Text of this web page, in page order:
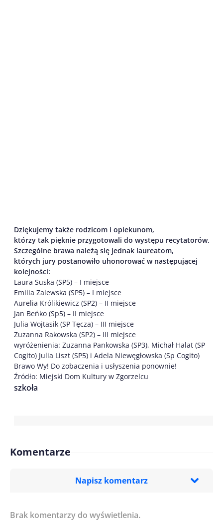
Dziękujemy także rodzicom i opiekunom,
którzy tak pięknie przygotowali do występu recytatorów.
Szczególne brawa należą się jednak laureatom,
których jury postanowiło uhonorować w następującej
kolejności:
Laura Suska (SP5) – I miejsce
Emilia Zalewska (SP5) – I miejsce
Aurelia Królikiewicz (SP2) – II miejsce
Jan Beńko (Sp5) – II miejsce
Julia Wojtasik (SP Tęcza) – III miejsce
Zuzanna Rakowska (SP2) – III miejsce
wyróżenienia: Zuzanna Pankowska (SP3), Michał Halat (SP
Cogito) Julia Liszt (SP5) i Adela Niewęgłowska (Sp Cogito)
Brawo Wy! Do zobaczenia i usłyszenia ponownie!
Źródło: Miejski Dom Kultury w Zgorzelcu
szkoła
Komentarze
Napisz komentarz
Imię/ Nick*
Brak komentarzy do wyświetlenia.